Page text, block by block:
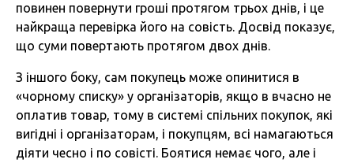
повинен повернути гроші протягом трьох днів, і це
найкраща перевірка його на совість. Досвід показує,
що суми повертають протягом двох днів.
З іншого боку, сам покупець може опинитися в
«чорному списку» у організаторів, якщо в вчасно не
оплатив товар, тому в системі спільних покупок, які
вигідні і організаторам, і покупцям, всі намагаються
діяти чесно і по совісті. Боятися немає чого, але і